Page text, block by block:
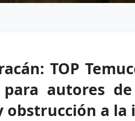
TOP
autores
obstrucción a la